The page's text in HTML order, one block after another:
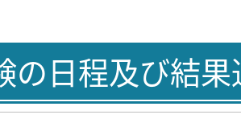
の日程及び結果